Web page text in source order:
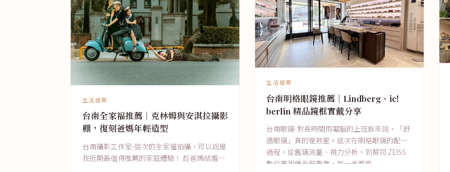
生活提案
台南全家福推薦｜克林姆與安淇拉攝影
棚，復刻爸媽年輕造型
台南攝影工作室-這次的全家福拍攝，可以說是
我近期最值得推薦的家庭體驗！ 趁爸媽結婚紀
生活提案
台南明格眼鏡推薦｜Lindberg、ic!
berlin 精品鏡框實戴分享
台南眼鏡-對長時間用電腦的上班族來說，「舒
適眼鏡」真的是救星。這次在明格眼鏡的配鏡
過程，從舊鏡測量、視力分析，到蔡司 ZEISS
數位量測儀全程專業，每一步都能